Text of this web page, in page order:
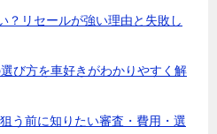
？リセールが強い理由と失敗し
び方を車好きがわかりやすく解
う前に知りたい審査・費用・選